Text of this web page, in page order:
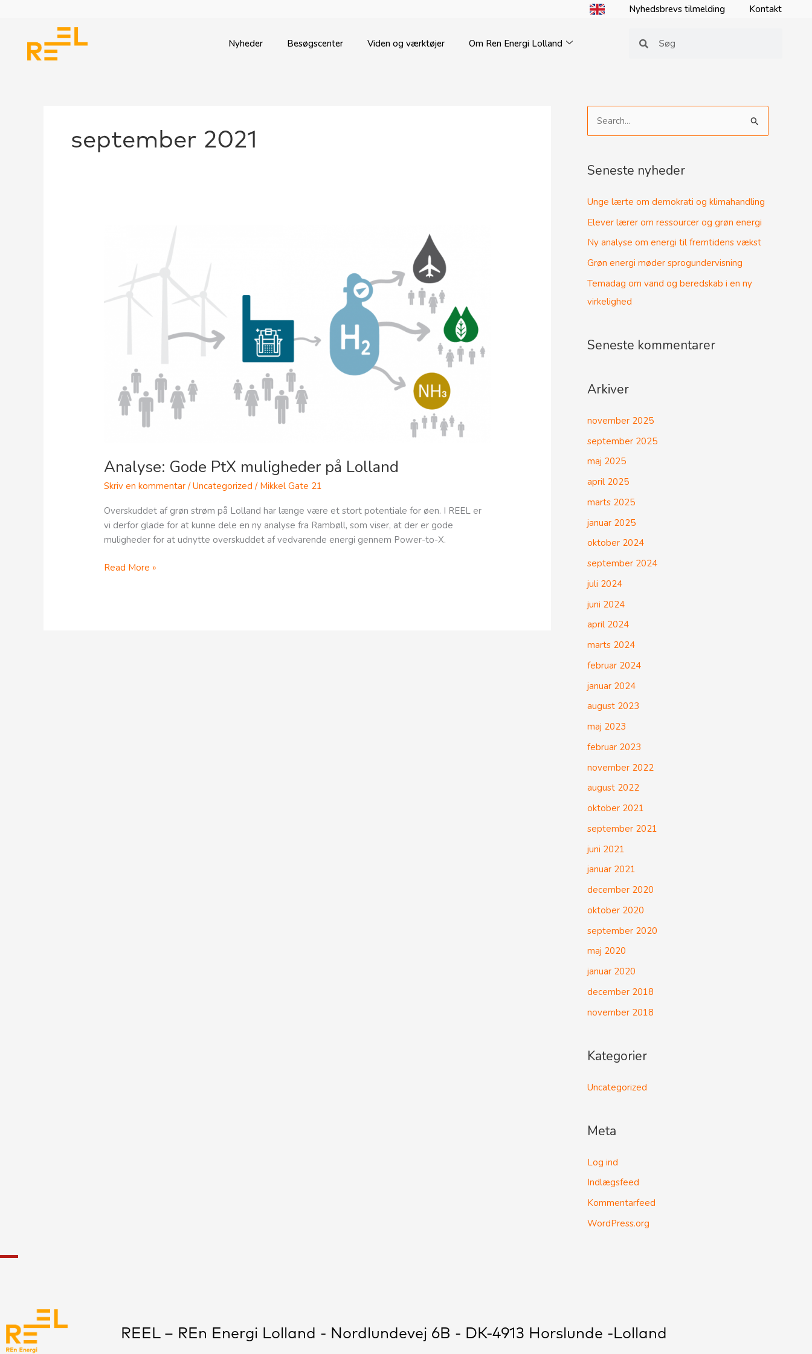
Nyhedsbrevs tilmelding Kontakt
Nyheder Besøgscenter Viden og værktøjer Om Ren Energi Lolland
september 2021
Analyse: Gode PtX muligheder på Lolland
Skriv en kommentar /Uncategorized / Mikkel Gate 21
Overskuddet af grøn strøm på Lolland har længe være et stort potentiale for øen. I REEL er
vi derfor glade for at kunne dele en ny analyse fra Rambøll, som viser, at der er gode
muligheder for at udnytte overskuddet af vedvarende energi gennem Power-to-X.
Read More »
e
f
:
Seneste nyheder
Unge lærte om demokrati og klimahandling
Elever lærer om ressourcer og grøn energi
Ny analyse om energi til fremtidens vækst
Grøn energi møder sprogundervisning
Temadag om vand og beredskab i en ny
virkelighed
Seneste kommentarer
Arkiver
november 2025
september 2025
maj 2025
april 2025
marts 2025
januar 2025
oktober 2024
september 2024
juli 2024
juni 2024
april 2024
marts 2024
februar 2024
januar 2024
august 2023
maj 2023
februar 2023
november 2022
august 2022
oktober 2021
september 2021
juni 2021
januar 2021
december 2020
oktober 2020
september 2020
maj 2020
januar 2020
december 2018
november 2018
Kategorier
Uncategorized
Meta
Log ind
Indlægsfeed
Kommentarfeed
WordPress.org
REEL – REn Energi Lolland - Nordlundevej 6B - DK-4913 Horslunde -Lolland